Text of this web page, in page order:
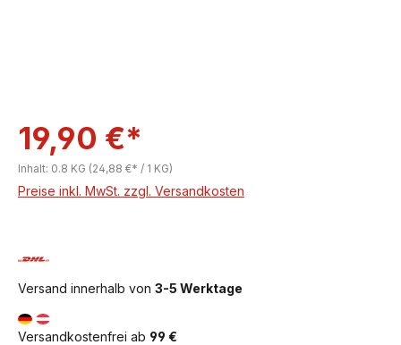
19,90 €*
Inhalt: 0.8 KG (24,88 €* / 1 KG)
Preise inkl. MwSt. zzgl. Versandkosten
Versand innerhalb von 3-5 Werktage
Versandkostenfrei ab 99 €